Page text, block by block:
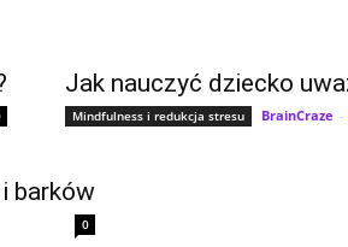
Jak nauczyć dziecko
Mindfulness i redukcja stresu BrainCraze -
barków
0